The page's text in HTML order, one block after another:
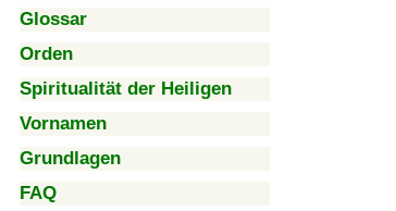
Glossar
Orden
Spiritualität der Heiligen
Vornamen
Grundlagen
FAQ